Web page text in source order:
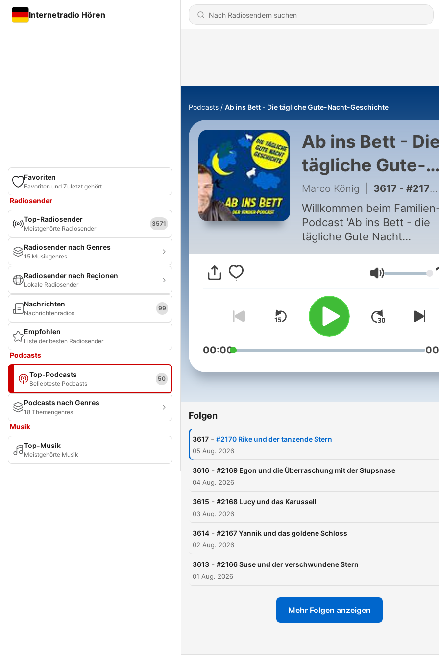
Internetradio Hören
Favoriten
Favoriten und Zuletzt gehört
Radiosender
Top-Radiosender
Meistgehörte Radiosender
3571
Radiosender nach Genres
15 Musikgenres
Radiosender nach Regionen
Lokale Radiosender
Nachrichten
Nachrichtenradios
99
Empfohlen
Liste der besten Radiosender
Podcasts
Top-Podcasts
Beliebteste Podcasts
50
Podcasts nach Genres
18 Themengenres
Musik
Top-Musik
Meistgehörte Musik
Podcasts Ab ins Bett - Die tägliche Gute-Nacht-Geschichte
Ab ins Bett - Die
tägliche Gute-
Nacht-
Marco König 3617 - #2170 Rike und der tanzende Stern
Willkommen beim
Podcast 'Ab ins Bett - die
tägliche Gute Nacht
Geschichte'! Hier nehmen
dich mit auf eine magische
Reise ins Land der Träume.
Egal, ob du 3 oder 99
bist - unsere liebevoll
erzählten Gute Nacht
Geschichten sind für dich
gemacht. Ich bin Marco König,
mit einer warmen Stimme
Tochter. Zusammen
dich und deine abendliche
Geschichte voller
spannender Erlebnisse. Von
zauberhafte Feen bis hin zu
Weltraumreisen - hier ist für
dauern etwa 5 bis 10
damit du dich entspannt auf
Lautstärke
00:00
Folgen
3617 - #2170 Rike und der tanzende Stern
05 Aug. 2026
3616 - #2169 Egon und die Überraschung mit der Stupsnase
04 Aug. 2026
3615 - #2168 Lucy und das Karussell
03 Aug. 2026
3614 - #2167 Yannik und das goldene Schloss
02 Aug. 2026
3613 - #2166 Suse und der verschwundene Stern
01 Aug. 2026
Mehr Folgen anzeigen